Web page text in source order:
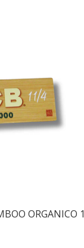
ORGANICO 1